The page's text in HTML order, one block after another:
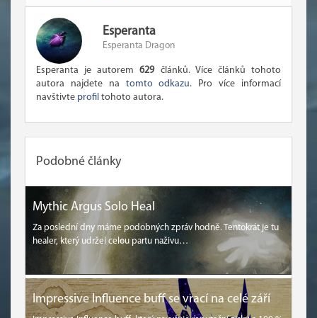
Esperanta
Esperanta Dragon
Esperanta je autorem629článků. Více článků tohoto
autora najdete na tomto odkazu. Pro více informací
navštivte profil tohoto autora.
Podobné články
Mythic Argus Solo Heal
Za poslední dny máme podobných zpráv hodně. Tentokrát je tu
healer, který udržel celou partu naživu…
Impressive Influence buff se vrací na celé září